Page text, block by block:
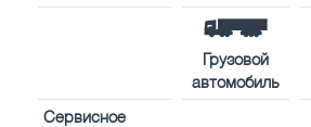
Грузовой
автомобиль
Сервисное